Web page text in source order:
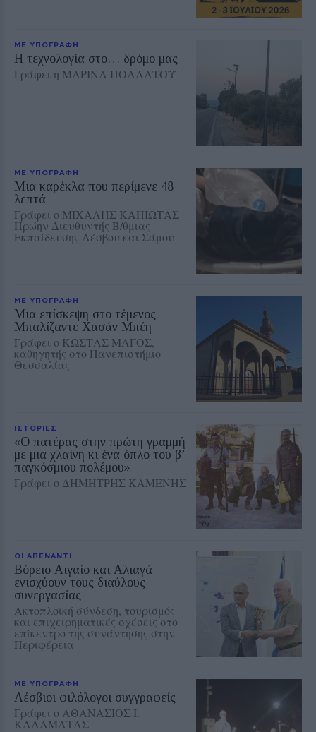
ΜΕ ΥΠΟΓΡΑΦΗ
Η τεχνολογία στο… δρόμο μας
Γράφει η ΜΑΡΙΝΑ ΠΟΛΛΑΤΟΥ
ΜΕ ΥΠΟΓΡΑΦΗ
Μια καρέκλα που περίμενε 48
λεπτά
Γράφει ο ΜΙΧΑΛΗΣ ΚΑΠΙΩΤΑΣ
Πρώην Διευθυντής Β/θμιας
Εκπαίδευσης Λέσβου και Σάμου
ΜΕ ΥΠΟΓΡΑΦΗ
Μια επίσκεψη στο τέμενος
Μπαλίζαντε Χασάν Μπέη
Γράφει ο ΚΩΣΤΑΣ ΜΑΓΟΣ,
καθηγητής στο Πανεπιστήμιο
Θεσσαλίας
ΙΣΤΟΡΙΕΣ
«Ο πατέρας στην πρώτη γραμμή
με μια χλαίνη κι ένα όπλο του β’
παγκόσμιου πολέμου»
Γράφει ο ΔΗΜΗΤΡΗΣ ΚΑΜΕΝΗΣ
ΟΙ ΑΠΕΝΑΝΤΙ
Βόρειο Αιγαίο και Αλιαγά
ενισχύουν τους διαύλους
συνεργασίας
Ακτοπλοϊκή σύνδεση, τουρισμός
και επιχειρηματικές σχέσεις στο
επίκεντρο της συνάντησης στην
Περιφέρεια
ΜΕ ΥΠΟΓΡΑΦΗ
Λέσβιοι φιλόλογοι συγγραφείς
Γράφει ο ΑΘΑΝΑΣΙΟΣ Ι.
ΚΑΛΑΜΑΤΑΣ